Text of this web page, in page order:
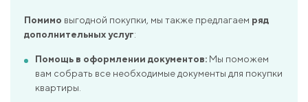
Помимо выгодной покупки, мы также предлагаем ряд
дополнительных услуг:
Помощь в оформлении документов: Мы поможем
вам собрать все необходимые документы для покупки
квартиры.